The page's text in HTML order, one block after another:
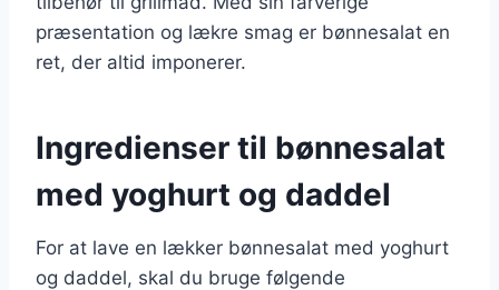
præsentation og lækre smag er bønnesalat en
ret, der altid imponerer.
Ingredienser til bønnesalat
med yoghurt og daddel
For at lave en lækker bønnesalat med yoghurt
og daddel, skal du bruge følgende